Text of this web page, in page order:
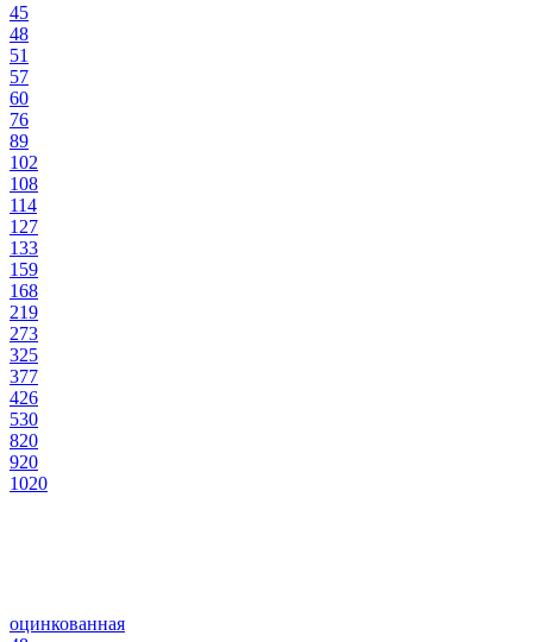
45
48
51
57
60
76
89
102
108
114
127
133
159
168
219
273
325
377
426
530
820
920
1020
оцинкованная